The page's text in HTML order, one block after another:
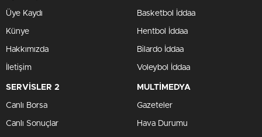
Üye Kaydı
Künye
Hakkımızda
İletişim
Basketbol İddaa
Hentbol İddaa
Bilardo İddaa
Voleybol İddaa
SERVİSLER 2
Canlı Borsa
Canlı Sonuçlar
MULTİMEDYA
Gazeteler
Hava Durumu